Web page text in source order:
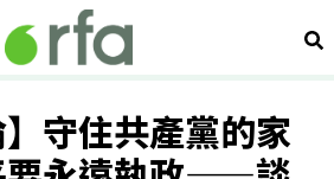
搜
】守住共產黨的家